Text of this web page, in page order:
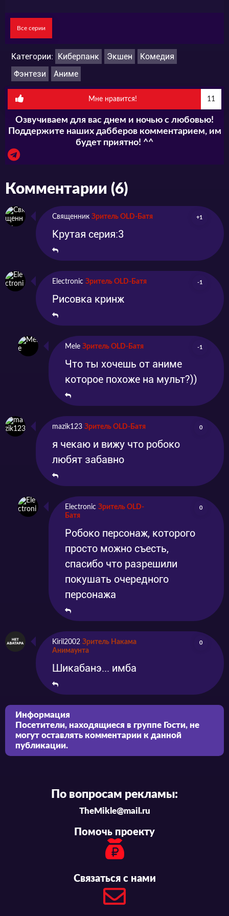
свободу и правоохранители частенько
спокойно общаются между собой, ходят в
одну баню, только сакэ вместе не пьют по
причине малолетства. Конечно, иногда
сражаться приходится – так это политика,
она жить мешать не должна. А свет Звезды,
товарищи, все равно рано или поздно
воссияет над миром!
Все серии
Категории: Киберпанк Экшен
Комедия
Фэнтези
Аниме
Мне нравится! 11
Озвучиваем для вас днем и ночью с любовью!
Поддержите наших дабберов комментарием, им
будет приятно! ^^
Комментарии (6)
Священник Зритель OLD-Батя +1
Крутая серия:3
Electronic Зритель OLD-Батя -1
Рисовка кринж
Mele Зритель OLD-Батя -1
Что ты хочешь от аниме
которое похоже на мульт?))
mazik123 Зритель OLD-Батя 0
я чекаю и вижу что робоко
любят забавно
Electronic Зритель OLD-
Батя
0
Робоко персонаж, которого
просто можно съесть,
спасибо что разрешили
покушать очередного
персонажа
Kiril2002 Зритель Накама
Анимаунта
0
Шикабанэ... имба
Информация
Посетители, находящиеся в группе Гости, не
могут оставлять комментарии к данной
публикации.
По вопросам рекламы:
TheMikle@mail.ru
Помочь проекту
Связаться с нами